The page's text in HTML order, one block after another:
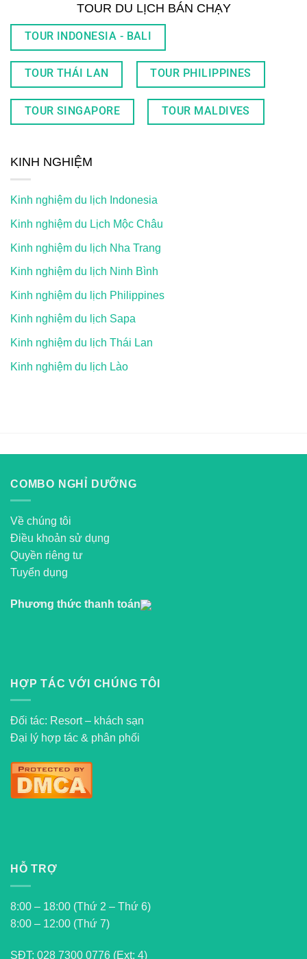
TOUR DU LỊCH BÁN CHẠY
TOUR INDONESIA - BALI
TOUR THÁI LAN TOUR PHILIPPINES
TOUR SINGAPORE TOUR MALDIVES
KINH NGHIỆM
Kinh nghiệm du lịch Indonesia
Kinh nghiệm du Lịch Mộc Châu
Kinh nghiệm du lịch Nha Trang
Kinh nghiệm du lịch Ninh Bình
Kinh nghiệm du lịch Philippines
Kinh nghiệm du lịch Sapa
Kinh nghiệm du lịch Thái Lan
Kinh nghiệm du lịch Lào
COMBO NGHỈ DƯỠNG
Về chúng tôi
Điều khoản sử dụng
Quyền riêng tư
Tuyển dụng
Phương thức thanh toán
HỢP TÁC VỚI CHÚNG TÔI
Đối tác: Resort – khách sạn
Đại lý hợp tác & phân phối
HỖ TRỢ
8:00 – 18:00 (Thứ 2 – Thứ 6)
8:00 – 12:00 (Thứ 7)
SĐT: 028 7300 0776 (Ext: 4)